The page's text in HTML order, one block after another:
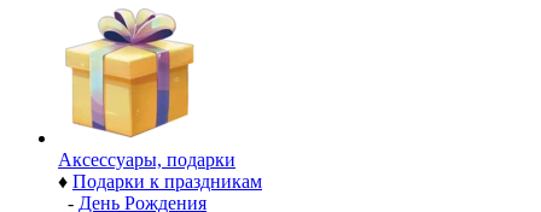
Аксессуары, подарки
♦ Подарки к праздникам
- День Рождения